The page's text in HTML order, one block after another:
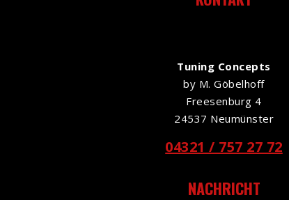
Tuning Concepts
by M. Göbelhoff
Freesenburg 4
24537 Neumünster
04321 / 757 27 72
NACHRICHT